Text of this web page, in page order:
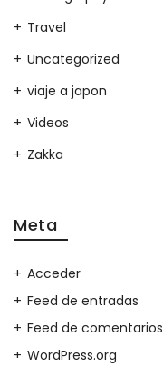
Travel
Uncategorized
viaje a japon
Videos
Zakka
Meta
Acceder
Feed de entradas
Feed de comentarios
WordPress.org